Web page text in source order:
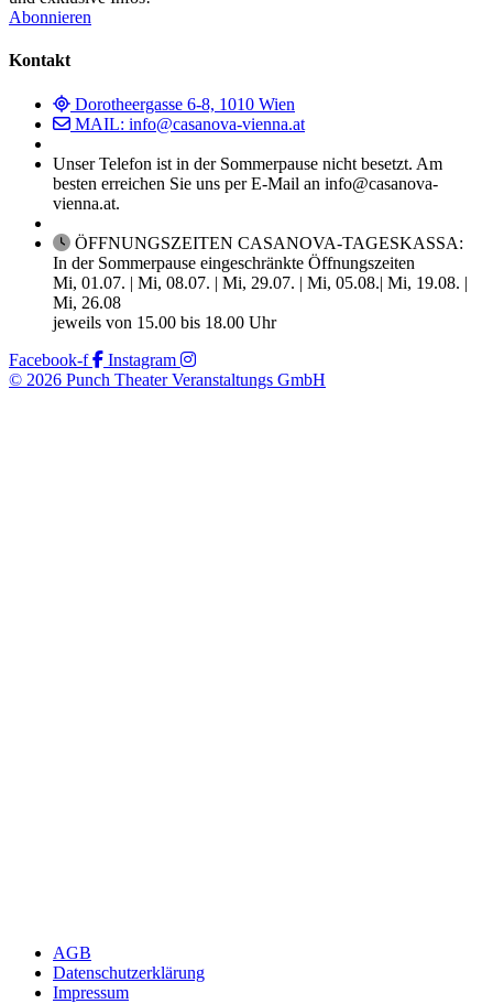
Abonnieren
Kontakt
Dorotheergasse 6-8, 1010 Wien
MAIL: info@casanova-vienna.at
Unser Telefon ist in der Sommerpause nicht besetzt. Am
besten erreichen Sie uns per E-Mail an info@casanova-
vienna.at.
ÖFFNUNGSZEITEN CASANOVA-TAGESKASSA:
In der Sommerpause eingeschränkte Öffnungszeiten
Mi, 01.07. | Mi, 08.07. | Mi, 29.07. | Mi, 05.08.| Mi, 19.08. |
Mi, 26.08
jeweils von 15.00 bis 18.00 Uhr
Facebook-f
Instagram
© 2026 Punch Theater Veranstaltungs GmbH
AGB
Datenschutzerklärung
Impressum